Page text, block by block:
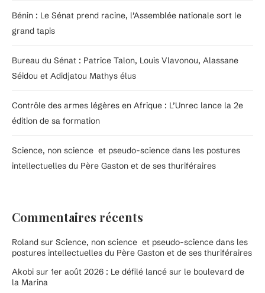
Bénin : Le Sénat prend racine, l’Assemblée nationale sort le
grand tapis
Bureau du Sénat : Patrice Talon, Louis Vlavonou, Alassane
Séidou et Adidjatou Mathys élus
Contrôle des armes légères en Afrique : L’Unrec lance la 2e
édition de sa formation
Science, non science et pseudo-science dans les postures
intellectuelles du Père Gaston et de ses thuriféraires
Commentaires récents
Roland sur Science, non science et pseudo-science dans les
postures intellectuelles du Père Gaston et de ses thuriféraires
Akobi sur 1er août 2026 : Le défilé lancé sur le boulevard de
la Marina